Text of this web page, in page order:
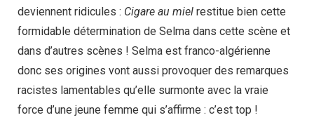
deviennent ridicules : Cigare au miel restitue bien cette
formidable détermination de Selma dans cette scène et
dans d’autres scènes ! Selma est franco-algérienne
donc ses origines vont aussi provoquer des remarques
racistes lamentables qu’elle surmonte avec la vraie
force d’une jeune femme qui s’affirme : c’est top !